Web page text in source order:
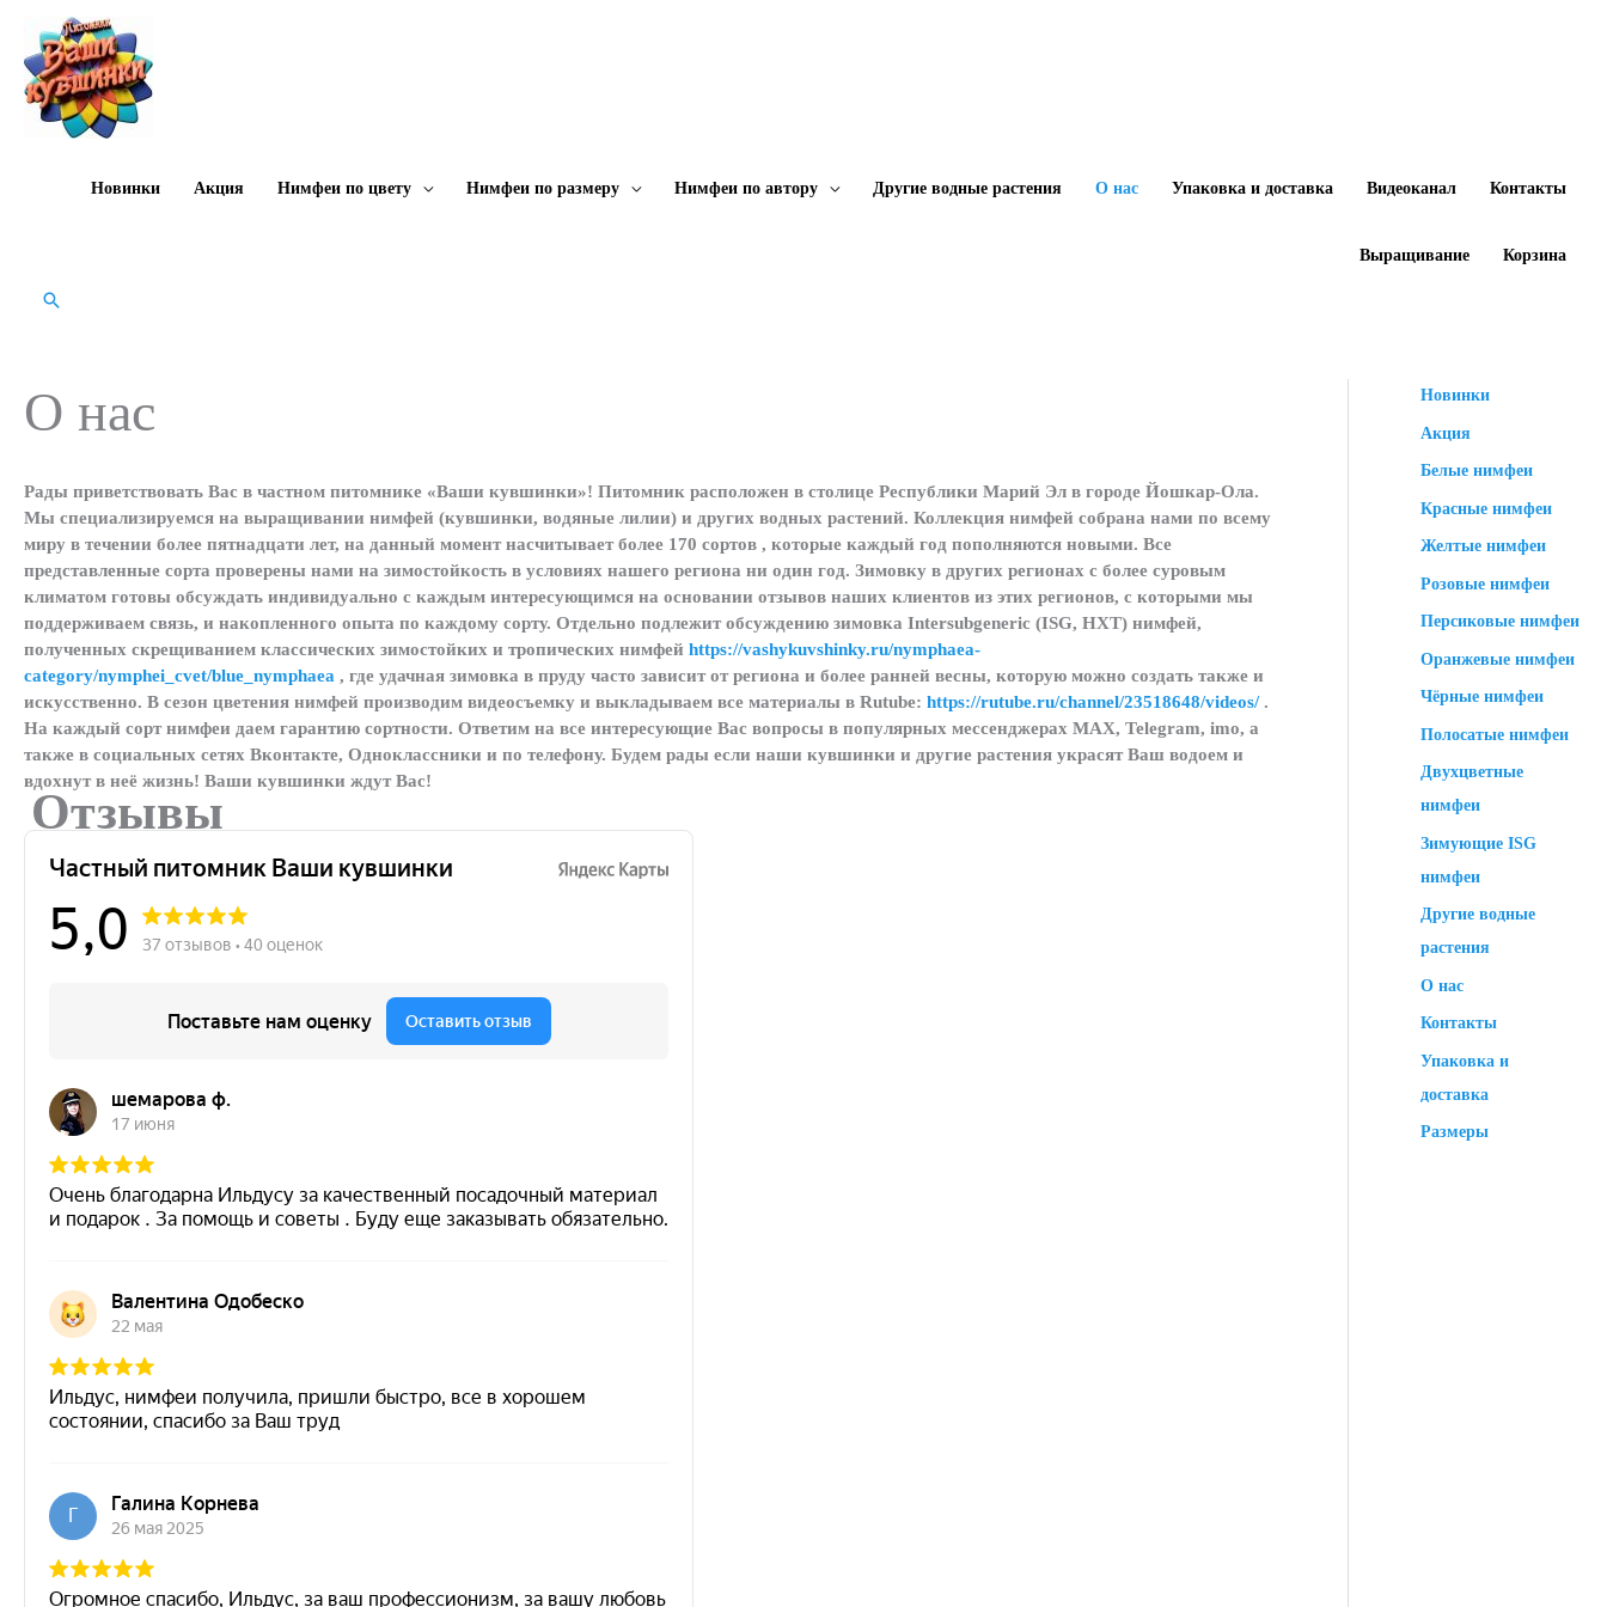
содержимому
Новинки Акция Нимфеи по цвету Нимфеи по размеру Нимфеи по автору Другие водные растения О нас Упаковка и доставка Видеоканал Контакты
Выращивание Корзина
Поиск
О нас
Рады приветствовать Вас в частном питомнике «Ваши кувшинки»! Питомник расположен в столице Республики Марий Эл в городе Йошкар-Ола.
Мы специализируемся на выращивании нимфей (кувшинки, водяные лилии) и других водных растений. Коллекция нимфей собрана нами по всему
миру в течении более пятнадцати лет, на данный момент насчитывает более 170 сортов , которые каждый год пополняются новыми. Все
представленные сорта проверены нами на зимостойкость в условиях нашего региона ни один год. Зимовку в других регионах с более суровым
климатом готовы обсуждать индивидуально с каждым интересующимся на основании отзывов наших клиентов из этих регионов, с которыми мы
поддерживаем связь, и накопленного опыта по каждому сорту. Отдельно подлежит обсуждению зимовка Intersubgeneric (ISG, HXT) нимфей,
полученных скрещиванием классических зимостойких и тропических нимфей https://vashykuvshinky.ru/nymphaea-
category/nymphei_cvet/blue_nymphaea , где удачная зимовка в пруду часто зависит от региона и более ранней весны, которую можно создать также и
искусственно. В сезон цветения нимфей производим видеосъемку и выкладываем все материалы в Rutube: https://rutube.ru/channel/23518648/videos/.
На каждый сорт нимфеи даем гарантию сортности. Ответим на все интересующие Вас вопросы в популярных мессенджерах MAX, Telegram, imo, а
также в социальных сетях Вконтакте, Одноклассники и по телефону. Будем рады если наши кувшинки и другие растения украсят Ваш водоем и
вдохнут в неё жизнь! Ваши кувшинки ждут Вас!
Отзывы
Новинки
Акция
Белые нимфеи
Красные нимфеи
Желтые нимфеи
Розовые нимфеи
Персиковые нимфеи
Оранжевые нимфеи
Чёрные нимфеи
Полосатые нимфеи
Двухцветные
нимфеи
Зимующие ISG
нимфеи
Другие водные
растения
О нас
Контакты
Упаковка и
доставка
Размеры